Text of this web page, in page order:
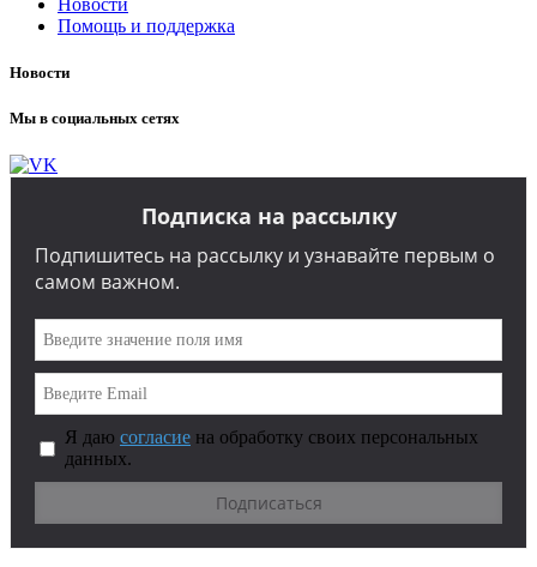
Помощь и поддержка
Новости
Мы в социальных сетях
Подписка на рассылку
Подпишитесь на рассылку и узнавайте первым о
самом важном.
Я даю согласие на обработку своих персональных
данных.